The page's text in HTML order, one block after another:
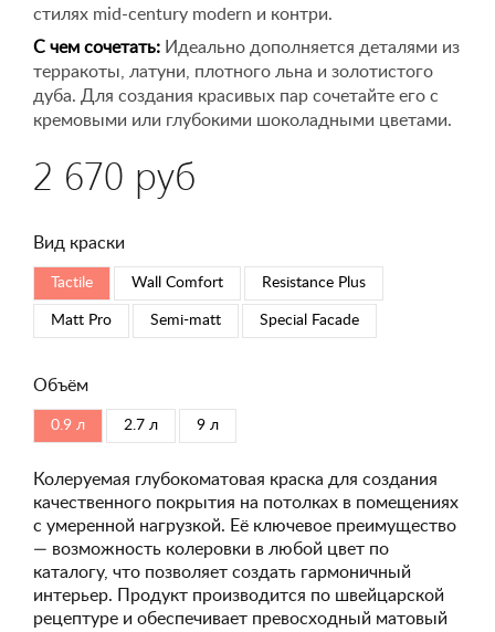
стилях mid-century modern и контри.
С чем сочетать: Идеально дополняется деталями из
терракоты, латуни, плотного льна и золотистого
дуба. Для создания красивых пар сочетайте его с
кремовыми или глубокими шоколадными цветами.
2 670 руб
Вид краски
Tactile Wall Comfort Resistance Plus
Matt Pro Semi-matt Special Faсade
Объём
0.9 л 2.7 л 9 л
Колеруемая глубокоматовая краска для создания
качественного покрытия на потолках в помещениях
с умеренной нагрузкой. Её ключевое преимущество
— возможность колеровки в любой цвет по
каталогу, что позволяет создать гармоничный
интерьер. Продукт производится по швейцарской
рецептуре и обеспечивает превосходный матовый